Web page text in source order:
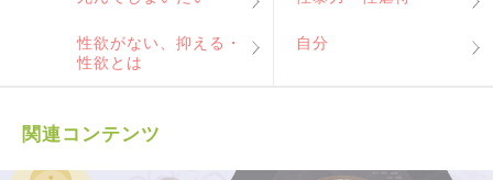
性欲がない、抑える・
性欲とは
自分
関連コンテンツ